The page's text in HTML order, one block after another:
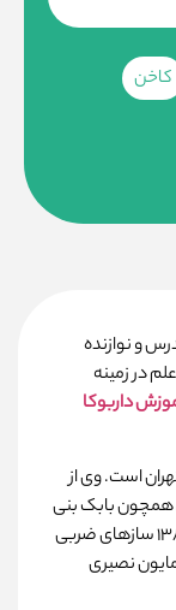
کاخن
در تھران) مدرس و نوازنده
در زمینه
داربوکا
فروردین ماه سال ۱۳۶۷ در تھران است. وی از
ھمچون بابک بنی
حسینی،محمد اسماعیلی شروع کرد و در سال ۱۳۸۰ سازھای ضربی
نصیری